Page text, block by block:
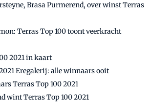
Brasa Purmerend, over winst Terras
Terras Top 100 toont veerkracht
2021 in kaart
Eregalerij: alle winnaars ooit
Terras Top 100 2021
wint Terras Top 100 2021